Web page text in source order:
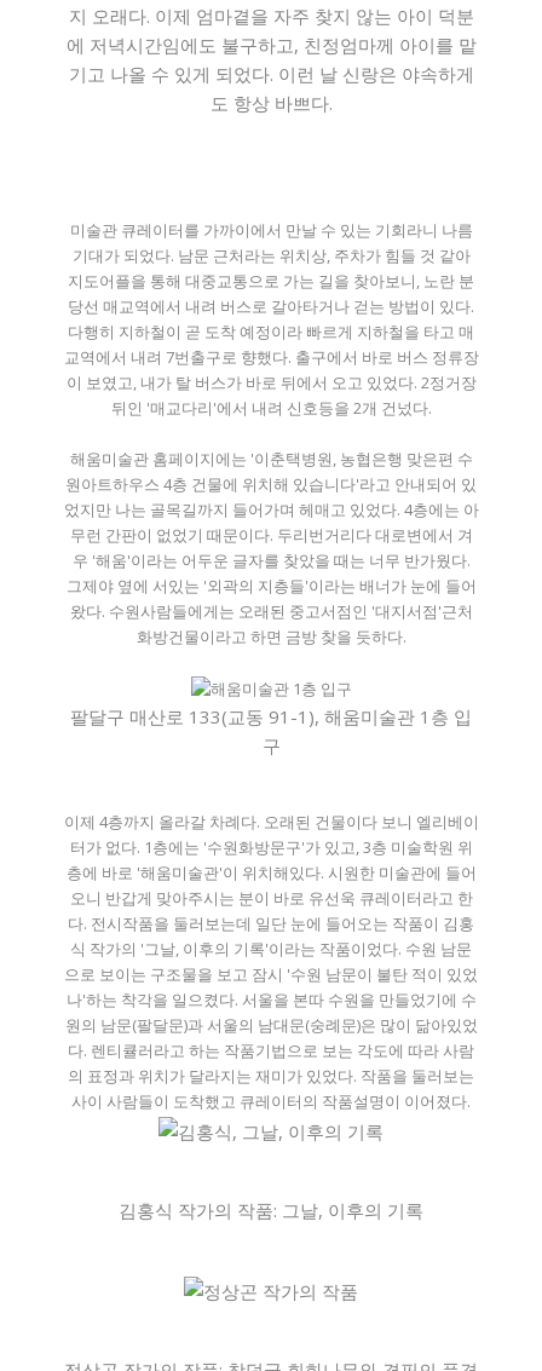
지 오래다. 이제 엄마곁을 자주 찾지 않는 아이 덕분
에 저녁시간임에도 불구하고, 친정엄마께 아이를 맡
기고 나올 수 있게 되었다. 이런 날 신랑은 야속하게
도 항상 바쁘다.
미술관 큐레이터를 가까이에서 만날 수 있는 기회라니 나름
기대가 되었다. 남문 근처라는 위치상, 주차가 힘들 것 같아
지도어플을 통해 대중교통으로 가는 길을 찾아보니, 노란 분
당선 매교역에서 내려 버스로 갈아타거나 걷는 방법이 있다.
다행히 지하철이 곧 도착 예정이라 빠르게 지하철을 타고 매
교역에서 내려 7번출구로 향했다. 출구에서 바로 버스 정류장
이 보였고, 내가 탈 버스가 바로 뒤에서 오고 있었다. 2정거장
뒤인 '매교다리'에서 내려 신호등을 2개 건넜다.
해움미술관 홈페이지에는 '이춘택병원, 농협은행 맞은편 수
원아트하우스 4층 건물에 위치해 있습니다'라고 안내되어 있
었지만 나는 골목길까지 들어가며 헤매고 있었다. 4층에는 아
무런 간판이 없었기 때문이다. 두리번거리다 대로변에서 겨
우 '해움'이라는 어두운 글자를 찾았을 때는 너무 반가웠다.
그제야 옆에 서있는 '외곽의 지층들'이라는 배너가 눈에 들어
왔다. 수원사람들에게는 오래된 중고서점인 '대지서점'근처
화방건물이라고 하면 금방 찾을 듯하다.
팔달구 매산로 133(교동 91-1), 해움미술관 1층 입
구
이제 4층까지 올라갈 차례다. 오래된 건물이다 보니 엘리베이
터가 없다. 1층에는 '수원화방문구'가 있고, 3층 미술학원 위
층에 바로 '해움미술관'이 위치해있다. 시원한 미술관에 들어
오니 반갑게 맞아주시는 분이 바로 유선욱 큐레이터라고 한
다. 전시작품을 둘러보는데 일단 눈에 들어오는 작품이 김홍
식 작가의 '그날, 이후의 기록'이라는 작품이었다. 수원 남문
으로 보이는 구조물을 보고 잠시 '수원 남문이 불탄 적이 있었
나'하는 착각을 일으켰다. 서울을 본따 수원을 만들었기에 수
원의 남문(팔달문)과 서울의 남대문(숭례문)은 많이 닮아있었
다. 렌티큘러라고 하는 작품기법으로 보는 각도에 따라 사람
의 표정과 위치가 달라지는 재미가 있었다. 작품을 둘러보는
사이 사람들이 도착했고 큐레이터의 작품설명이 이어졌다.
김홍식 작가의 작품: 그날, 이후의 기록